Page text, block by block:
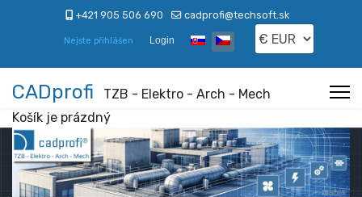
+421 905 506 690 cadprofi@techsoft.sk
Nejste přihlášen Login Zvolte jazyk
CADprofi TZB - Elektro - Arch - Mech
Košík je prázdný